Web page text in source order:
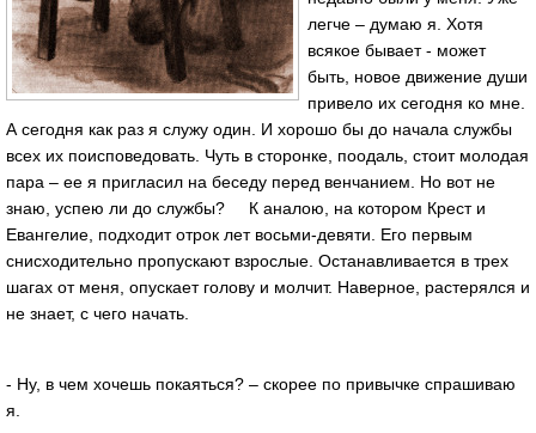
легче – думаю я. Хотя
всякое бывает - может
быть, новое движение души
привело их сегодня ко мне.
А сегодня как раз я служу один. И хорошо бы до начала службы
всех их поисповедовать. Чуть в сторонке, поодаль, стоит молодая
пара – ее я пригласил на беседу перед венчанием. Но вот не
знаю, успею ли до службы? К аналою, на котором Крест и
Евангелие, подходит отрок лет восьми-девяти. Его первым
снисходительно пропускают взрослые. Останавливается в трех
шагах от меня, опускает голову и молчит. Наверное, растерялся и
не знает, с чего начать.
- Ну, в чем хочешь покаяться? – скорее по привычке спрашиваю
я.